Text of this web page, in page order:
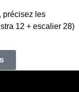
précisez les
12 + escalier 28)